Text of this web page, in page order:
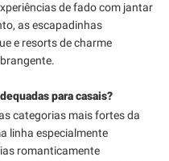
de fado com jantar
as escapadinhas
e resorts de charme
para casais?
categorias mais fortes da
linha especialmente
romanticamente